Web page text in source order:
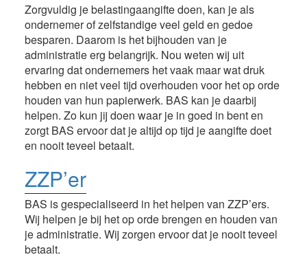
Zorgvuldig je belastingaangifte doen, kan je als
ondernemer of zelfstandige veel geld en gedoe
besparen. Daarom is het bijhouden van je
administratie erg belangrijk. Nou weten wij uit
ervaring dat ondernemers het vaak maar wat druk
hebben en niet veel tijd overhouden voor het op orde
houden van hun papierwerk. BAS kan je daarbij
helpen. Zo kun jij doen waar je in goed in bent en
zorgt BAS ervoor dat je altijd op tijd je aangifte doet
en nooit teveel betaalt.
ZZP’er
BAS is gespecialiseerd in het helpen van ZZP’ers.
Wij helpen je bij het op orde brengen en houden van
je administratie. Wij zorgen ervoor dat je nooit teveel
betaalt.